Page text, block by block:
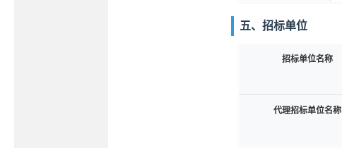
五、招标单位
招标单位名称
代理招标单位名称